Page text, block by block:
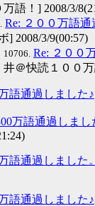
語！] 2008/3/
Re: ２００万語通
] 2008/3/9(00:57)
10706. Re: ２００
井＠快読１００万
語通過しました♪
万語通過しまし
語通過しました。
語通過しました♪